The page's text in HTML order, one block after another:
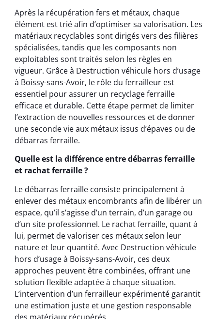
Après la récupération fers et métaux, chaque
élément est trié afin d’optimiser sa valorisation. Les
matériaux recyclables sont dirigés vers des filières
spécialisées, tandis que les composants non
exploitables sont traités selon les règles en
vigueur. Grâce à Destruction véhicule hors d’usage
à Boissy-sans-Avoir, le rôle du ferrailleur est
essentiel pour assurer un recyclage ferraille
efficace et durable. Cette étape permet de limiter
l’extraction de nouvelles ressources et de donner
une seconde vie aux métaux issus d’épaves ou de
débarras ferraille.
Quelle est la différence entre débarras ferraille
et rachat ferraille ?
Le débarras ferraille consiste principalement à
enlever des métaux encombrants afin de libérer un
espace, qu’il s’agisse d’un terrain, d’un garage ou
d’un site professionnel. Le rachat ferraille, quant à
lui, permet de valoriser ces métaux selon leur
nature et leur quantité. Avec Destruction véhicule
hors d’usage à Boissy-sans-Avoir, ces deux
approches peuvent être combinées, offrant une
solution flexible adaptée à chaque situation.
L’intervention d’un ferrailleur expérimenté garantit
une estimation juste et une gestion responsable
des matériaux récupérés.